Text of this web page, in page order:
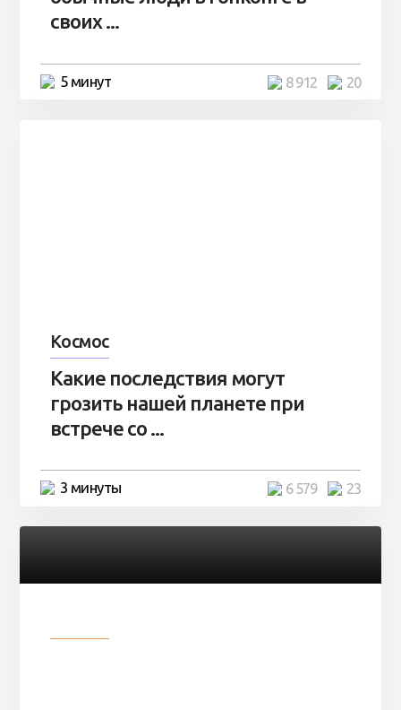
своих ...
5 минут 20
8 912
Космос
Какие последствия могут
грозить нашей планете при
встрече со ...
3 минуты 23
6 579